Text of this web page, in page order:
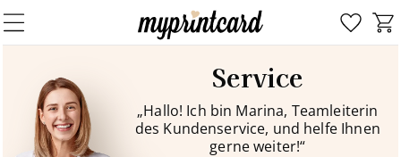
Service
„Hallo! Ich bin Marina, Teamleiterin
des Kundenservice, und helfe Ihnen
gerne weiter!“